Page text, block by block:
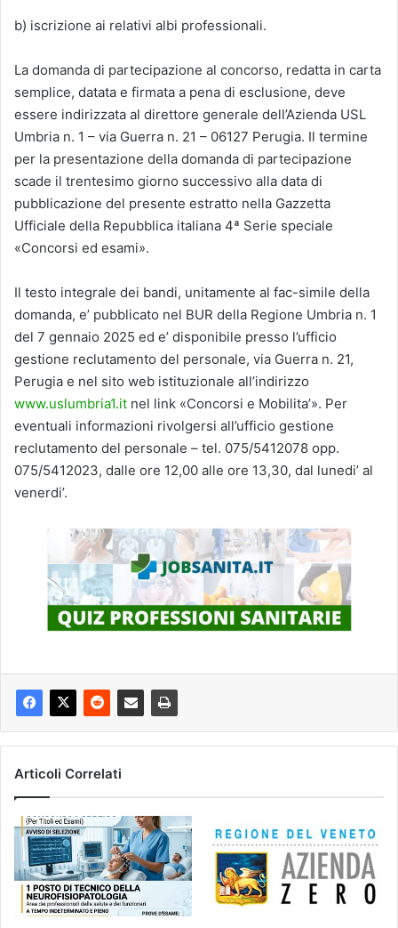
b) iscrizione ai relativi albi professionali.
La domanda di partecipazione al concorso, redatta in carta
semplice, datata e firmata a pena di esclusione, deve
essere indirizzata al direttore generale dell’Azienda USL
Umbria n. 1 – via Guerra n. 21 – 06127 Perugia. Il termine
per la presentazione della domanda di partecipazione
scade il trentesimo giorno successivo alla data di
pubblicazione del presente estratto nella Gazzetta
Ufficiale della Repubblica italiana 4ª Serie speciale
«Concorsi ed esami».
Il testo integrale dei bandi, unitamente al fac-simile della
domanda, e’ pubblicato nel BUR della Regione Umbria n. 1
del 7 gennaio 2025 ed e’ disponibile presso l’ufficio
gestione reclutamento del personale, via Guerra n. 21,
Perugia e nel sito web istituzionale all’indirizzo
www.uslumbria1.it nel link «Concorsi e Mobilita’». Per
eventuali informazioni rivolgersi all’ufficio gestione
reclutamento del personale – tel. 075/5412078 opp.
075/5412023, dalle ore 12,00 alle ore 13,30, dal lunedi’ al
venerdi’.
Articoli Correlati